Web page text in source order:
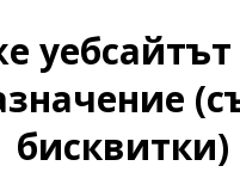
бисквитки)